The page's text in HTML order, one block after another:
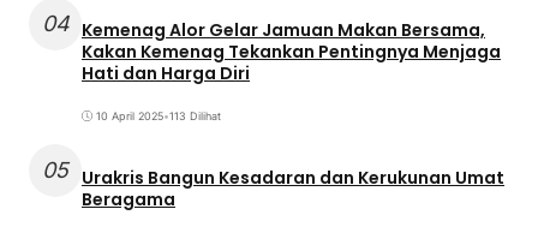
04 Kemenag Alor Gelar Jamuan Makan Bersama,
Kakan Kemenag Tekankan Pentingnya Menjaga
Hati dan Harga Diri
10 April 2025•113 Dilihat
05 Urakris Bangun Kesadaran dan Kerukunan Umat
Beragama